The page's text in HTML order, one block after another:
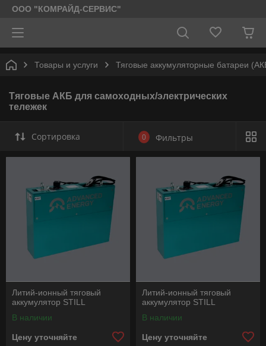
ООО "КОМРАЙД-СЕРВИС"
Товары и услуги Тяговые аккумуляторные батареи
Тяговые АКБ для самоходных/электрических
тележек
Сортировка 0 Фильтры
Литий-ионный тяговый
аккумулятор STILL
В наличии
Цену уточняйте
Литий-ионный тяговый
аккумулятор STILL
В наличии
Цену уточняйте